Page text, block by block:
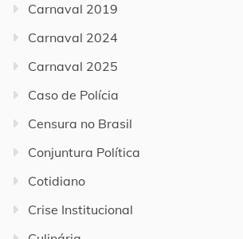
Carnaval 2019
Carnaval 2024
Carnaval 2025
Caso de Polícia
Censura no Brasil
Conjuntura Política
Cotidiano
Crise Institucional